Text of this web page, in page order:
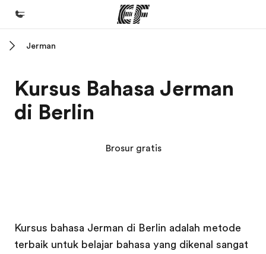
Daftar program
Lihat semua program
Karir
Bergabung dengan tim kami
Jerman
Kursus Bahasa Jerman
di Berlin
Brosur gratis
Kursus bahasa Jerman di Berlin adalah metode
terbaik untuk belajar bahasa yang dikenal sangat